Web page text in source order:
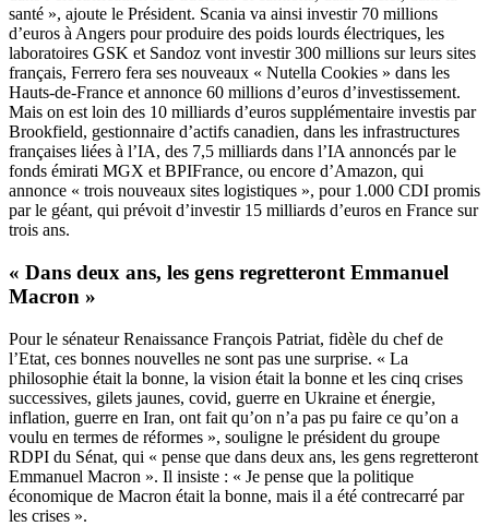
santé », ajoute le Président. Scania va ainsi investir 70 millions
d’euros à Angers pour produire des poids lourds électriques, les
laboratoires GSK et Sandoz vont investir 300 millions sur leurs sites
français, Ferrero fera ses nouveaux « Nutella Cookies » dans les
Hauts-de-France et annonce 60 millions d’euros d’investissement.
Mais on est loin des 10 milliards d’euros supplémentaire investis par
Brookfield, gestionnaire d’actifs canadien, dans les infrastructures
françaises liées à l’IA, des 7,5 milliards dans l’IA annoncés par le
fonds émirati MGX et BPIFrance, ou encore d’Amazon, qui
annonce « trois nouveaux sites logistiques », pour 1.000 CDI promis
par le géant, qui prévoit d’investir 15 milliards d’euros en France sur
trois ans.
« Dans deux ans, les gens regretteront Emmanuel
Macron »
Pour le sénateur Renaissance François Patriat, fidèle du chef de
l’Etat, ces bonnes nouvelles ne sont pas une surprise. « La
philosophie était la bonne, la vision était la bonne et les cinq crises
successives, gilets jaunes, covid, guerre en Ukraine et énergie,
inflation, guerre en Iran, ont fait qu’on n’a pas pu faire ce qu’on a
voulu en termes de réformes », souligne le président du groupe
RDPI du Sénat, qui « pense que dans deux ans, les gens regretteront
Emmanuel Macron ». Il insiste : « Je pense que la politique
économique de Macron était la bonne, mais il a été contrecarré par
les crises ».